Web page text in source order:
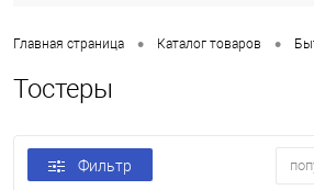
Главная страница • Каталог товаров •
Тостеры
Фильтр